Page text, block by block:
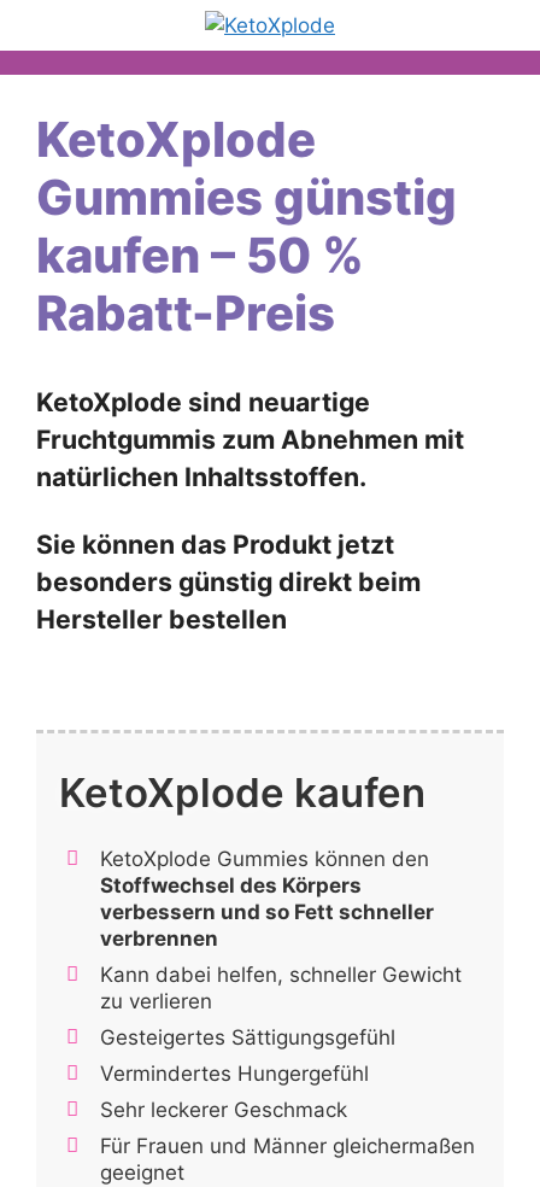
springen
KetoXplode
Gummies günstig
kaufen – 50 %
Rabatt-Preis
KetoXplode sind neuartige
Fruchtgummis zum Abnehmen mit
natürlichen Inhaltsstoffen.
Sie können das Produkt jetzt
besonders günstig direkt beim
Hersteller bestellen
KetoXplode kaufen
KetoXplode Gummies können den
Stoffwechsel des Körpers
verbessern und so Fett schneller
verbrennen
Kann dabei helfen, schneller Gewicht
zu verlieren
Gesteigertes Sättigungsgefühl
Vermindertes Hungergefühl
Sehr leckerer Geschmack
Für Frauen und Männer gleichermaßen
geeignet